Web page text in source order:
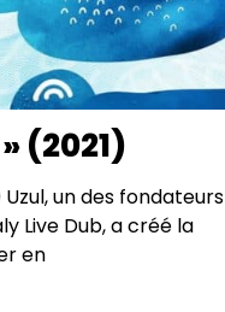
(2021)
un des fondateurs
Live Dub, a créé la
en